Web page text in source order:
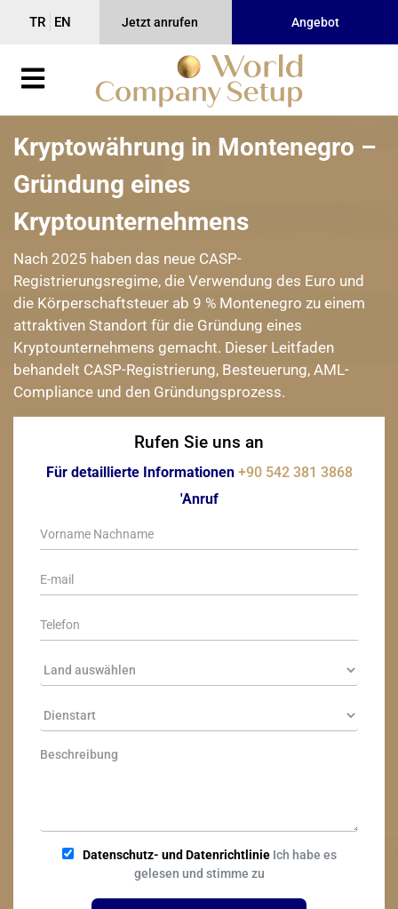
TR EN Jetzt anrufen Angebot
Kryptowährung in Montenegro –
Gründung eines
Kryptounternehmens
Nach 2025 haben das neue CASP-
Registrierungsregime, die Verwendung des Euro und
die Körperschaftsteuer ab 9 % Montenegro zu einem
attraktiven Standort für die Gründung eines
Kryptounternehmens gemacht. Dieser Leitfaden
behandelt CASP-Registrierung, Besteuerung, AML-
Compliance und den Gründungsprozess.
Rufen Sie uns an
Für detaillierte Informationen +90 542 381 3868
'Anruf
Datenschutz- und DatenrichtlinieIch habe es
gelesen und stimme zu